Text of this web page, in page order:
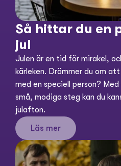
Så hittar du en
jul
Julen är en tid för mirakel,
kärleken. Drömmer du om
med en speciell person?
små, modiga steg kan du
julafton.
Läs mer